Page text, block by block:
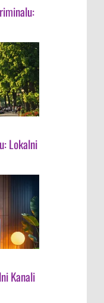
Lokalni
Kanali